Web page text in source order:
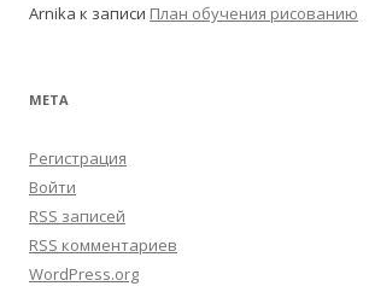
Arnika к записи План обучения рисованию
МЕТА
Регистрация
Войти
RSS записей
RSS комментариев
WordPress.org